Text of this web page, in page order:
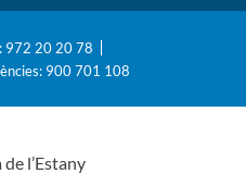
972 20 20 78
900 701 108
l’Estany